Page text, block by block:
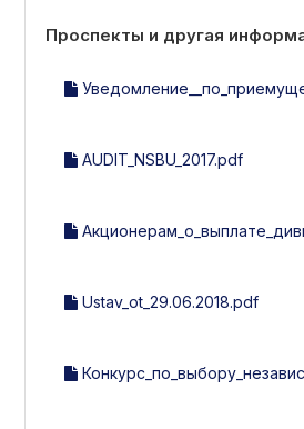
Проспекты и другая
AUDIT_NSBU_2017.pdf
Ustav_ot_29.06.2018.pdf